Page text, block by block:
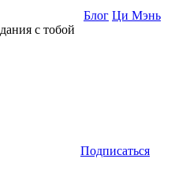
Блог Ци Мэнь
с тобой
Подписаться